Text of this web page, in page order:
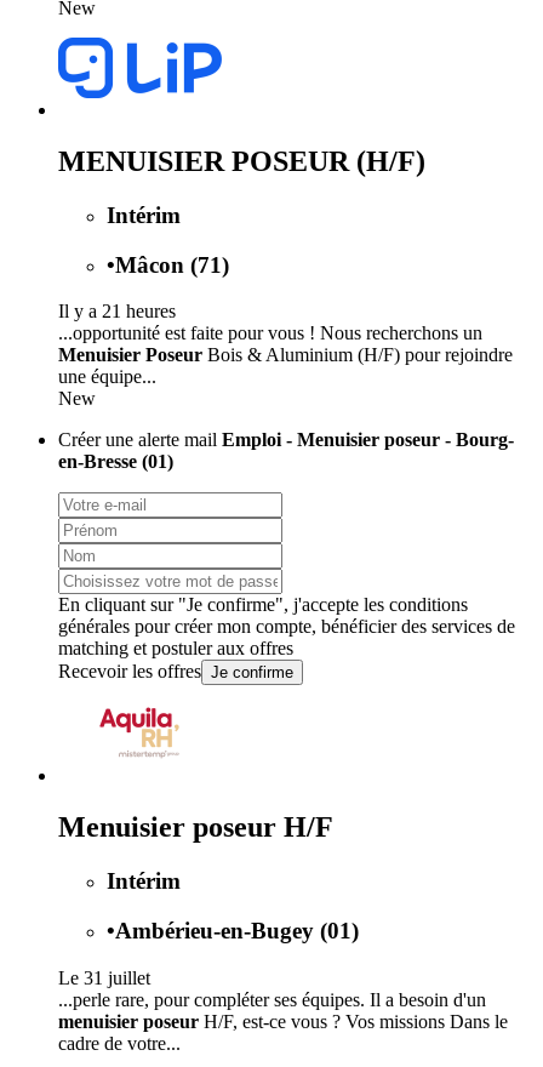
New
MENUISIER POSEUR (H/F)
Intérim
•Mâcon (71)
Il y a 21 heures
...opportunité est faite pour vous ! Nous recherchons un
Menuisier Poseur Bois & Aluminium (H/F) pour rejoindre
une équipe...
New
Créer une alerte mail Emploi - Menuisier poseur - Bourg-
en-Bresse (01)
En cliquant sur "Je confirme", j'accepte les conditions
générales pour créer mon compte, bénéficier des services de
matching et postuler aux offres
Recevoir les offres Je confirme
Menuisier poseur H/F
Intérim
•Ambérieu-en-Bugey (01)
Le 31 juillet
...perle rare, pour compléter ses équipes. Il a besoin d'un
menuisier poseur H/F, est-ce vous ? Vos missions Dans le
cadre de votre...